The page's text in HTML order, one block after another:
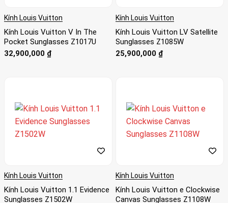
Kính Louis Vuitton
Kính Louis Vuitton V In The
Pocket Sunglasses Z1017U
32,900,000 ₫
Kính Louis Vuitton
Kính Louis Vuitton LV Satellite
Sunglasses Z1085W
25,900,000 ₫
Kính Louis Vuitton
Kính Louis Vuitton 1.1 Evidence
Sunglasses Z1502W
Kính Louis Vuitton
Kính Louis Vuitton e Clockwise
Canvas Sunglasses Z1108W